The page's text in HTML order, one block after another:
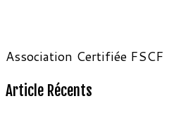
Association Certifiée FSCF
Article Récents